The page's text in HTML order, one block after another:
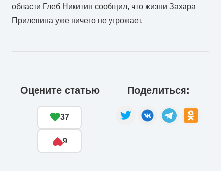
области Глеб Никитин сообщил, что жизни Захара
Прилепина уже ничего не угрожает.
Оцените статью
37
9
Поделиться: